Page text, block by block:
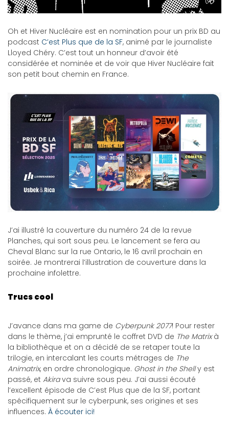
Oh et Hiver Nucléaire est en nomination pour un prix BD au
podcast C’est Plus que de la SF, animé par le journaliste
Lloyed Chéry. C’est tout un honneur d’avoir été
considérée et nominée et de voir que Hiver Nucléaire fait
son petit bout chemin en France.
J’ai illustré la couverture du numéro 24 de la revue
Planches, qui sort sous peu. Le lancement se fera au
Cheval Blanc sur la rue Ontario, le 16 avril prochain en
soirée. Je montrerai l’illustration de couverture dans la
prochaine infolettre.
Trucs cool
J’avance dans ma game de Cyberpunk 2077! Pour rester
dans le thème, j’ai emprunté le coffret DVD de The Matrixà
la bibliothèque et on a décidé de se retaper toute la
trilogie, en intercalant les courts métrages de The
Animatrix, en ordre chronologique. Ghost in the Shelly est
passé, et Akirava suivre sous peu. J’ai aussi écouté
l’excellent épisode de C’est Plus que de la SF, portant
spécifiquement sur le cyberpunk, ses origines et ses
influences. À écouter ici!